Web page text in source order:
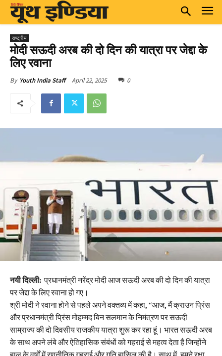
राष्ट्रीय
मोदी सऊदी अरब की दो दिन की यात्रा पर जेद्दा के
लिए रवाना
By Youth India Staff April 22, 2025 0
नयी दिल्ली: प्रधानमंत्री नरेंद्र मोदी आज सऊदी अरब की दो दिन की यात्रा
पर जेद्दा के लिए रवाना हो गए।
श्री मोदी ने रवाना होने से पहले अपने वक्तव्य में कहा, “आज, मैं क्राउन प्रिंस
और प्रधानमंत्री प्रिंस मोहम्मद बिन सलमान के निमंत्रण पर सऊदी
साम्राज्य की दो दिवसीय राजकीय यात्रा शुरू कर रहा हूं। भारत सऊदी अरब
के साथ अपने लंबे और ऐतिहासिक संबंधों को गहराई से महत्व देता है जिन्होंने